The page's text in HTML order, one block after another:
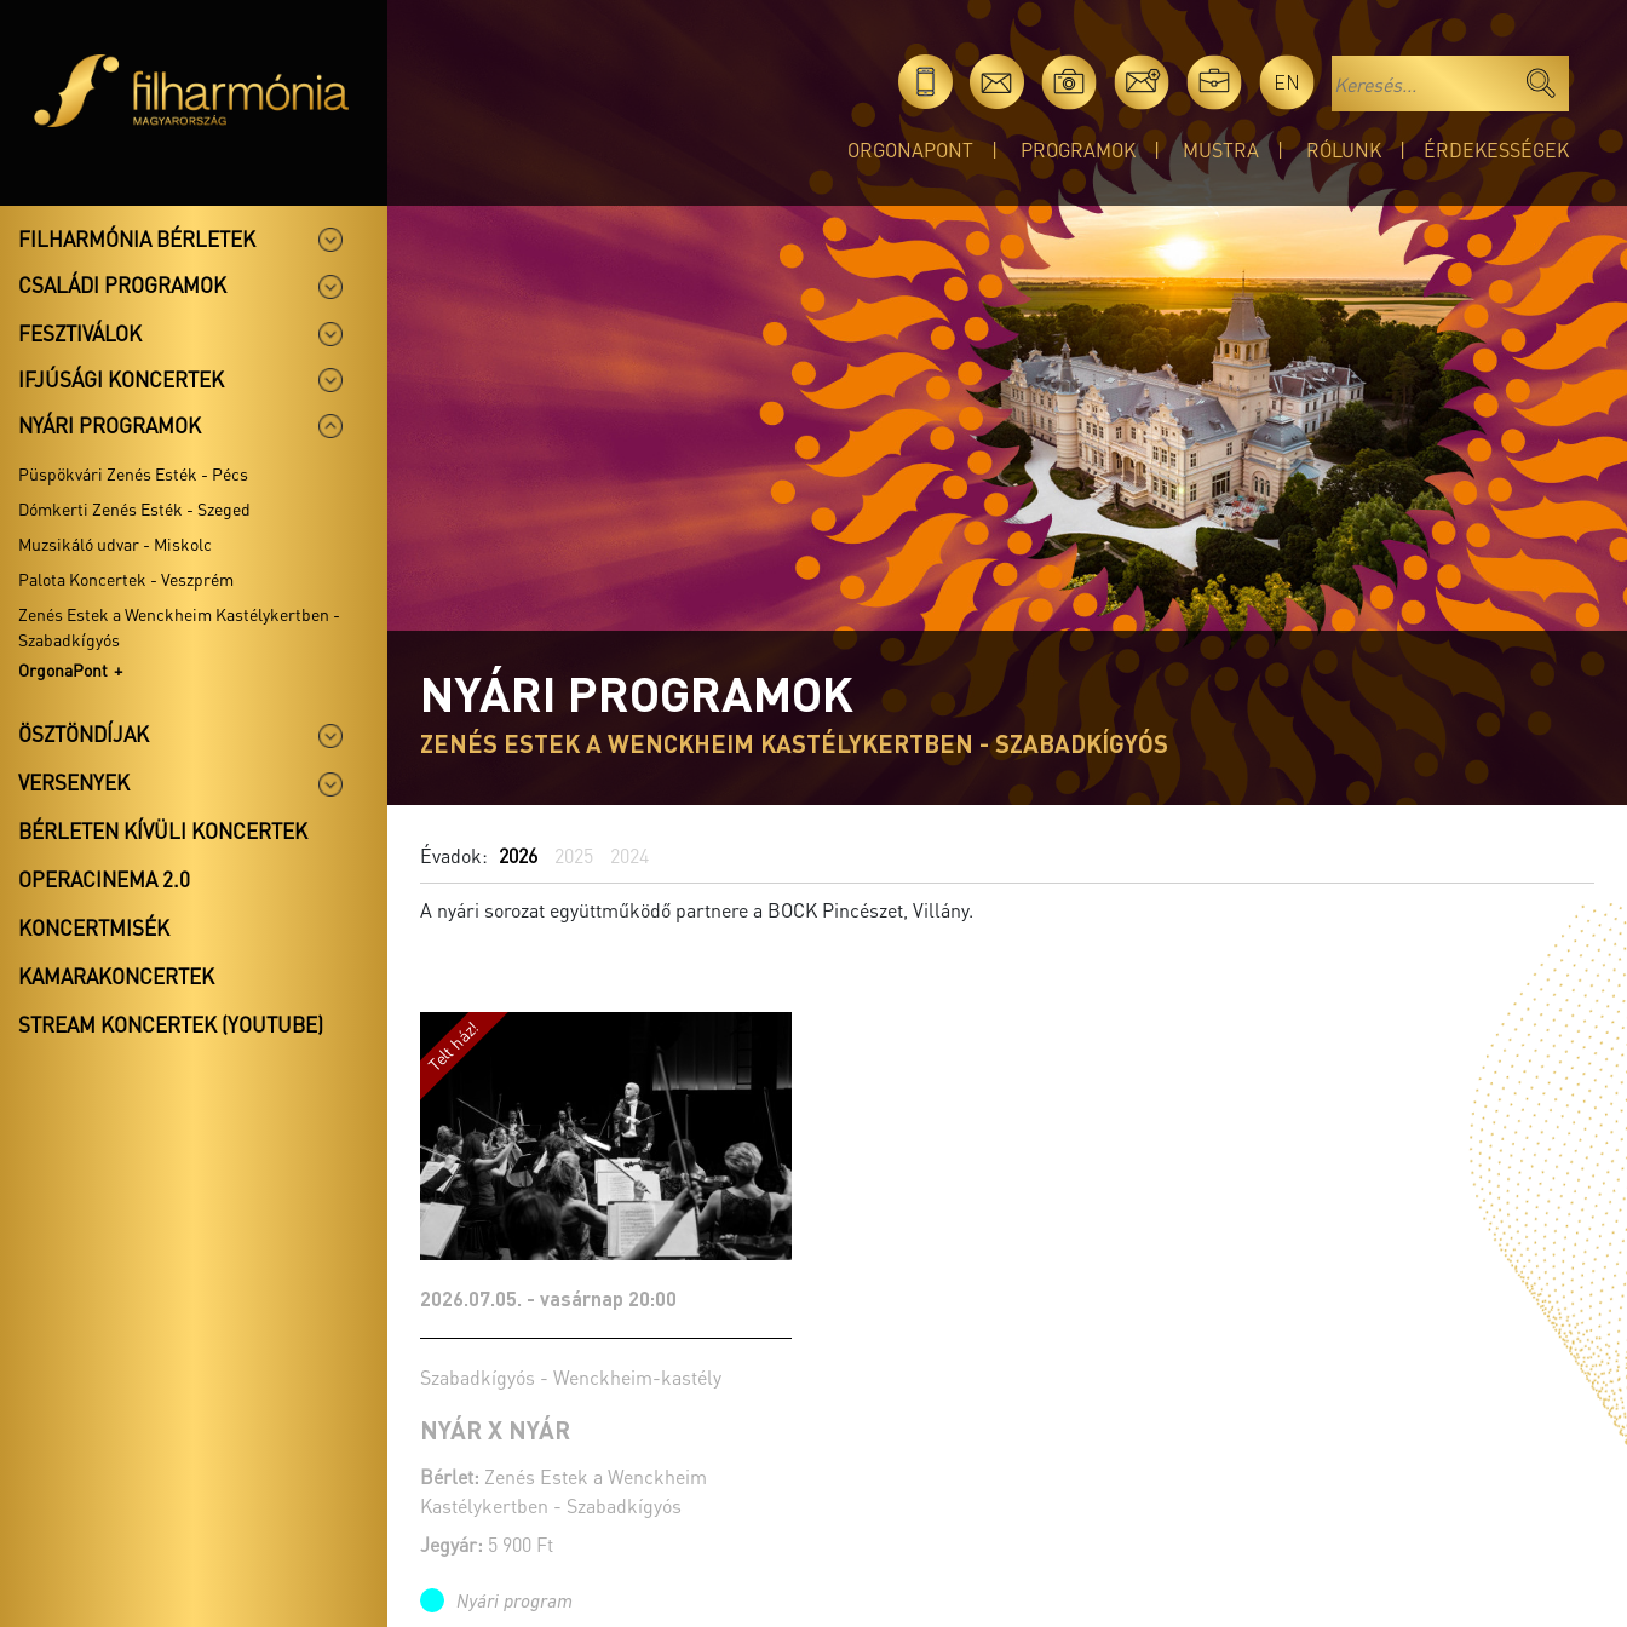
EN
ORGONAPONT PROGRAMOK MUSTRA RÓLUNK ÉRDEKESSÉGEK
FILHARMÓNIA BÉRLETEK
CSALÁDI PROGRAMOK
FESZTIVÁLOK
IFJÚSÁGI KONCERTEK
NYÁRI PROGRAMOK
Püspökvári Zenés Esték - Pécs
Dómkerti Zenés Esték - Szeged
Muzsikáló udvar - Miskolc
Palota Koncertek - Veszprém
Zenés Estek a Wenckheim Kastélykertben -
Szabadkígyós
OrgonaPont
ÖSZTÖNDÍJAK
VERSENYEK
BÉRLETEN KÍVÜLI KONCERTEK
OPERACINEMA 2.0
KONCERTMISÉK
KAMARAKONCERTEK
STREAM KONCERTEK (YOUTUBE)
NYÁRI PROGRAMOK
ZENÉS ESTEK A WENCKHEIM KASTÉLYKERTBEN - SZABADKÍGYÓS
Évadok: 2026 2025 2024
A nyári sorozat együttműködő partnere a BOCK Pincészet, Villány.
2026.07.05. - vasárnap 20:00
Szabadkígyós - Wenckheim-kastély
NYÁR X NYÁR
Bérlet: Zenés Estek a Wenckheim
Kastélykertben - Szabadkígyós
Jegyár: 5 900 Ft
Nyári program